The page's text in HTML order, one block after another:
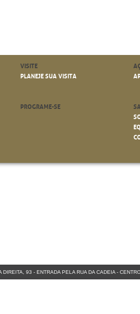
VISITE
PLANEJE SUA VISITA
PROGRAME-SE
DIREITA, 93 - ENTRADA PELA RUA DA CADEIA -